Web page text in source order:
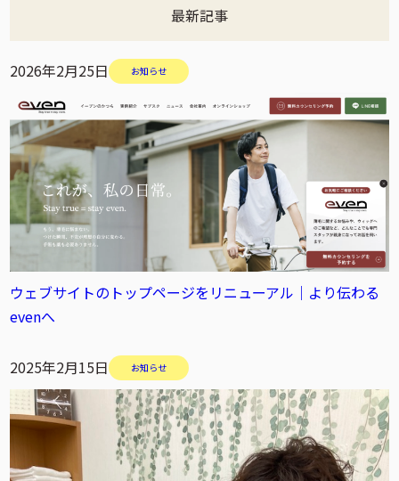
最新記事
2026年2月25日 お知らせ
ウェブサイトのトップページをリニューアル｜より伝わる
evenへ
2025年2月15日 お知らせ